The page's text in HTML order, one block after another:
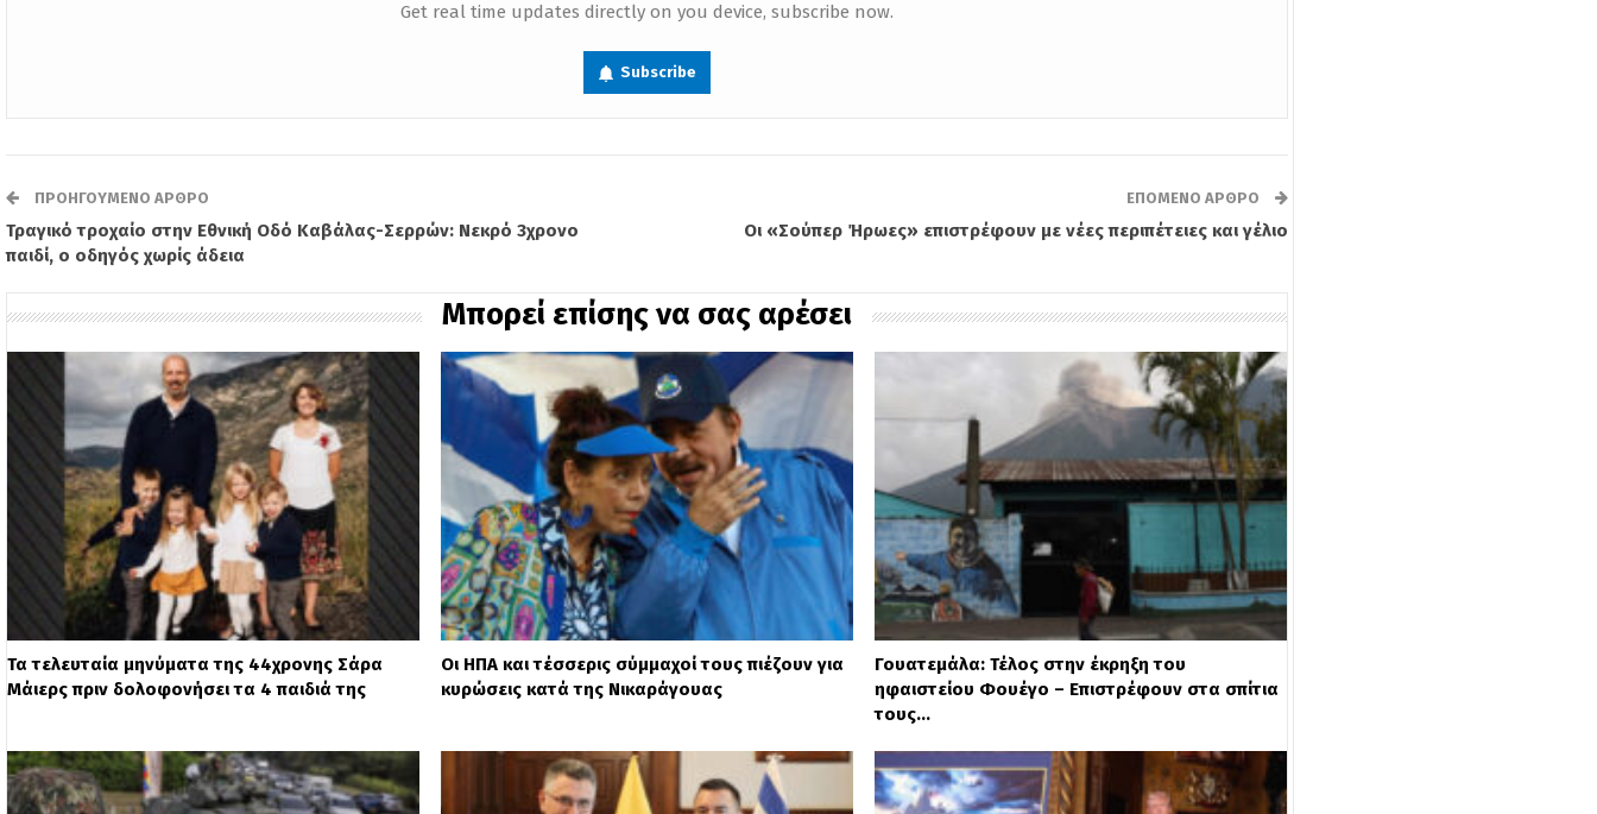
Get real time updates directly on you device, subscribe now.
Subscribe
ΠΡΟΗΓΟΎΜΕΝΟ ΆΡΘΡΟ
Τραγικό τροχαίο στην Εθνική Οδό Καβάλας-Σερρών: Νεκρό 3χρονο
παιδί, ο οδηγός χωρίς άδεια
ΕΠΌΜΕΝΟ ΆΡΘΡΟ
Οι «Σούπερ Ήρωες» επιστρέφουν με νέες περιπέτειες και γέλιο
Μπορεί επίσης να σας αρέσει
Τα τελευταία μηνύματα της 44χρονης Σάρα
Μάιερς πριν δολοφονήσει τα 4 παιδιά της
Οι ΗΠΑ και τέσσερις σύμμαχοί τους πιέζουν για
κυρώσεις κατά της Νικαράγουας
Γουατεμάλα: Τέλος στην έκρηξη του
ηφαιστείου Φουέγο – Επιστρέφουν στα σπίτια
τους…